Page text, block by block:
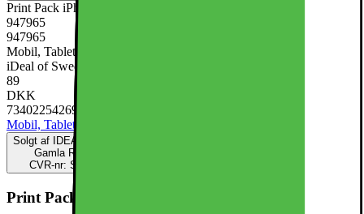
Print Pack iPhone 16 / 17 Ecru Noir
947965
947965
Mobil, Tablet & Smartwatch, Mobiltilbehør, Mobilcovers
iDeal of Sweden
89
DKK
7340225426944
Mobil, Tablet & Smartwatch
Solgt af
IDEAL OF SWEDEN DK
Gamla Rådstuggatan 33
CVR-nr: SE556889799401
Print Pack iPhone 16 / 17 Ecru Noir